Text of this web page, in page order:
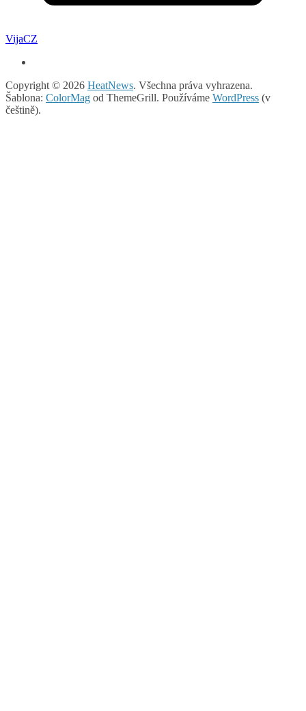
VijaCZ
Copyright © 2026 HeatNews. Všechna práva vyhrazena.
Šablona: ColorMag od ThemeGrill. Používáme WordPress (v
češtině).